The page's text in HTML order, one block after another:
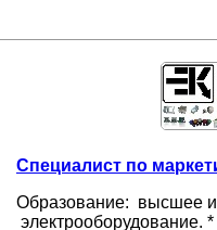
Cпециалист по
Образование: высшее
электрооборудование.